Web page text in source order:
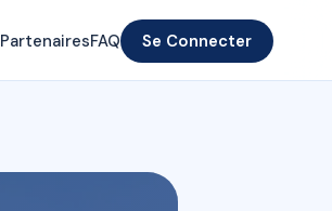
PartenairesFAQ Se Connecter